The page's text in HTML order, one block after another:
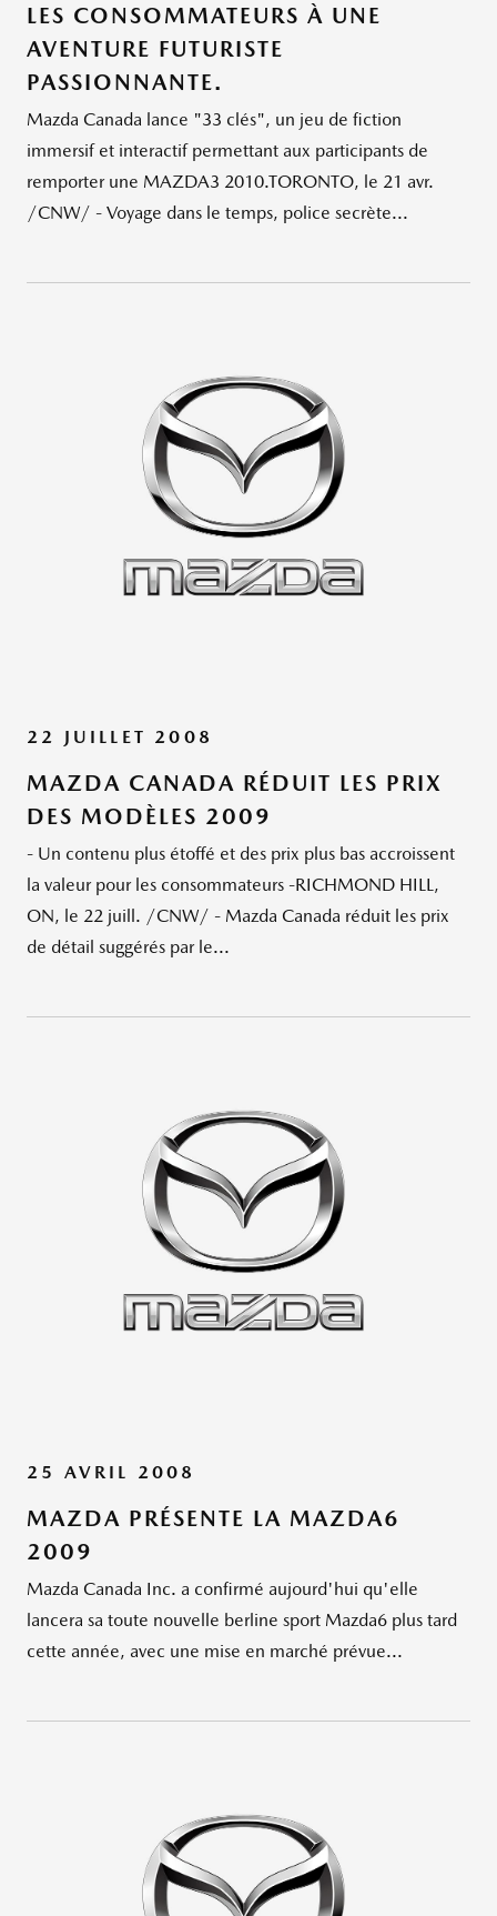
LES CONSOMMATEURS À UNE
AVENTURE FUTURISTE
PASSIONNANTE.
Mazda Canada lance "33 clés", un jeu de fiction
immersif et interactif permettant aux participants de
remporter une MAZDA3 2010.TORONTO, le 21 avr.
/CNW/ - Voyage dans le temps, police secrète...
22 JUILLET 2008
MAZDA CANADA RÉDUIT LES PRIX
DES MODÈLES 2009
- Un contenu plus étoffé et des prix plus bas accroissent
la valeur pour les consommateurs -RICHMOND HILL,
ON, le 22 juill. /CNW/ - Mazda Canada réduit les prix
de détail suggérés par le...
25 AVRIL 2008
MAZDA PRÉSENTE LA MAZDA6
2009
Mazda Canada Inc. a confirmé aujourd'hui qu'elle
lancera sa toute nouvelle berline sport Mazda6 plus tard
cette année, avec une mise en marché prévue...